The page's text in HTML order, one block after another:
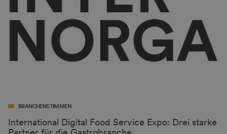
BRANCHENSTIMMEN
International Digital Food Service Expo: Drei starke